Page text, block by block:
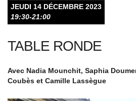
JEUDI 14 DÉCEMBRE 2023
19:30-21:00
TABLE RONDE
Avec Nadia Mounchit, Saphia
Coubès et Camille Lassègue